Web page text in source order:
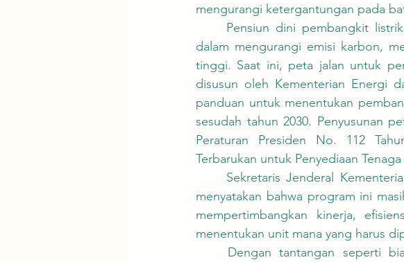
mengurangi ketergantungan pada
dalam mengurangi emisi karbon,
tinggi. Saat ini, peta jalan untuk
disusun oleh Kementerian Energi
panduan untuk menentukan
sesudah tahun 2030. Penyusunan
Peraturan Presiden No. 112
Terbarukan untuk Penyediaan Tenaga
menyatakan bahwa program ini
mempertimbangkan kinerja,
menentukan unit mana yang harus